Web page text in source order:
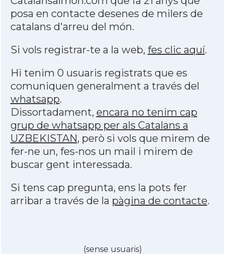
posa en contacte desenes de milers de
catalans d'arreu del món.
Si vols registrar-te a la web, fes clic aquí.
Hi tenim 0 usuaris registrats que es
comuniquen generalment a través del
whatsapp.
Dissortadament, encara no tenim cap
grup de whatsapp per als Catalans a
UZBEKISTAN, però si vols que mirem de
fer-ne un, fes-nos un mail i mirem de
buscar gent interessada.
Si tens cap pregunta, ens la pots fer
arribar a través de la pàgina de contacte.
(sense usuaris)